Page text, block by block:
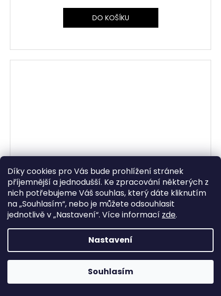
Díky cookies pro Vás bude prohlížení stránek
příjemnější a jednodušší. Ke zpracování některých z
nich potřebujeme Váš souhlas, který dáte kliknutím
na „Souhlasím“, nebo je můžete odsouhlasit
jednotlivě v „Nastavení“. Více informací zde.
Nastavení
Souhlasím
DO KOŠÍKU
pitbike brzdová páčka, nastavitelná, sklopná